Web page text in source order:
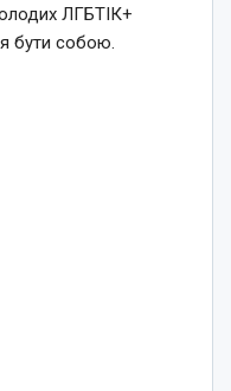
ЛГБТІК+
бути собою.